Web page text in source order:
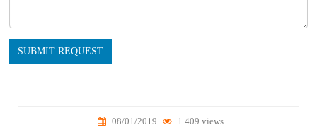
SUBMIT REQUEST
08/01/2019 1.409 views